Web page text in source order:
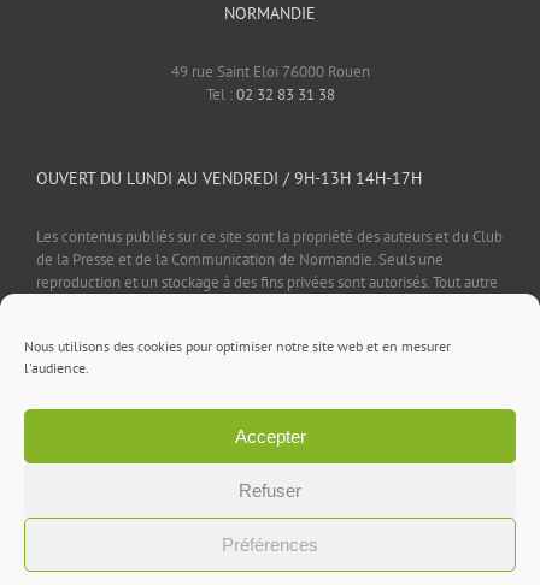
Nous utilisons des cookies pour optimiser notre site web et en mesurer
l'audience.
Accepter
Refuser
Préférences
NORMANDIE
49 rue Saint Eloi 76000 Rouen
Tel :02 32 83 31 38
OUVERT DU LUNDI AU VENDREDI / 9H-13H 14H-17H
Les contenus publiés sur ce site sont la propriété des auteurs et du Club
de la Presse et de la Communication de Normandie. Seuls une
reproduction et un stockage à des fins privées sont autorisés. Tout autre
Facebook
X LinkedIn
Rss